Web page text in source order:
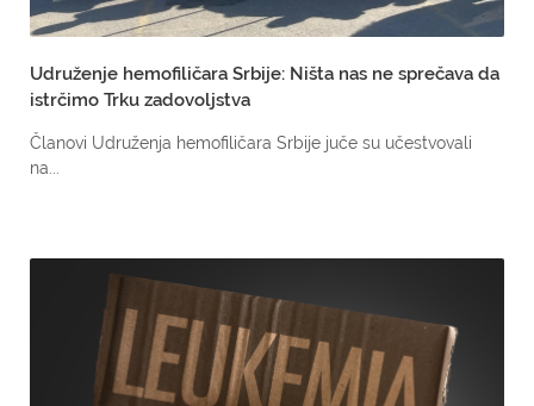
Udruženje hemofiličara Srbije: Ništa nas ne sprečava da
istrčimo Trku zadovoljstva
Članovi Udruženja hemofiličara Srbije juče su učestvovali
na...